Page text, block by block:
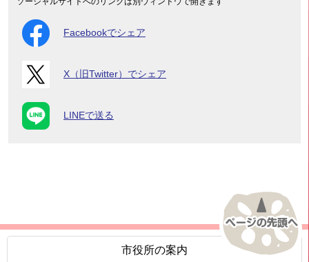
Facebookでシェア
X（旧Twitter）でシェア
LINEで送る
市役所の案内